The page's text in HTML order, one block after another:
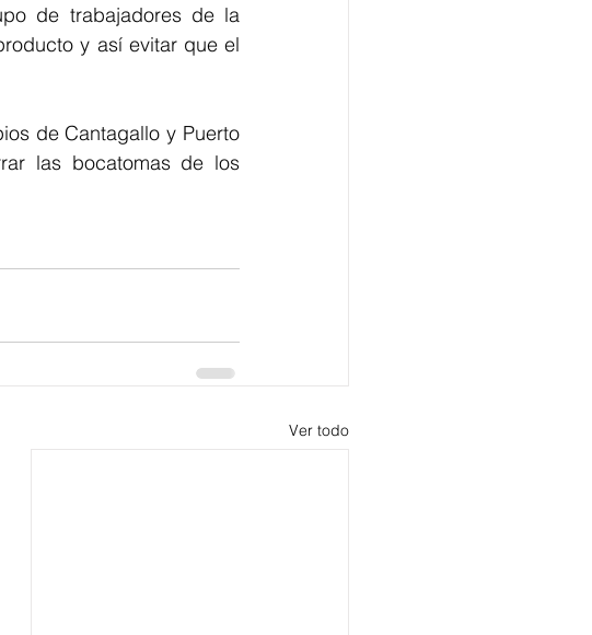
de trabajadores de la
y así evitar que el
de Cantagallo y Puerto
las bocatomas de los
Ver todo